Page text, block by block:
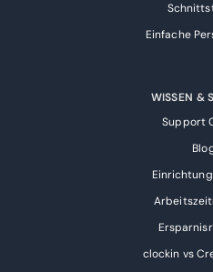
Einfache
WISSEN &
Support
clockin vs